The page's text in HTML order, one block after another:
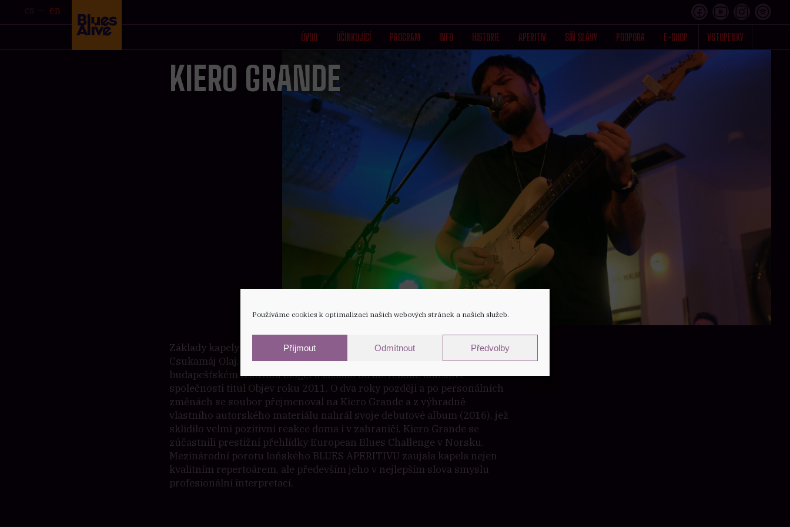
Používáme cookies k optimalizaci našich webových stránek a našich služeb.
Příjmout Odmítnout Předvolby
en
ÚVOD ÚČINKUJÍCÍ PROGRAM INFO HISTORIE APERITIV SÍŇ SLÁVY PODPORA E-SHOP VSTUPENKY
KIERO GRANDE
Základy kapely byly položeny v roce 2006 pod maďarským názvem
Csukamáj Olaj. Původní trio si mimo jiné zahrálo i na velkém
budapešťském festivalu Sziget a získalo od Slovenské bluesové
společnosti titul Objev roku 2011. O dva roky později a po personálních
změnách se soubor přejmenoval na Kiero Grande a z výhradně
vlastního autorského materiálu nahrál svoje debutové album (2016), jež
sklidilo velmi pozitivní reakce doma i v zahraničí. Kiero Grande se
zúčastnili prestižní přehlídky European Blues Challenge v Norsku.
Mezinárodní porotu loňského BLUES APERITIVU zaujala kapela nejen
kvalitním repertoárem, ale především jeho v nejlepším slova smyslu
profesionální interpretací.